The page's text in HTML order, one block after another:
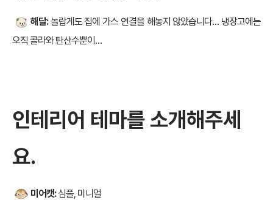
해달:놀랍게도 집에 가스 연결을 해놓지 않았습니다… 냉장고에는
오직 콜라와 탄산수뿐이…
인테리어 테마를 소개해주세
요.
미어캣:심플, 미니멀